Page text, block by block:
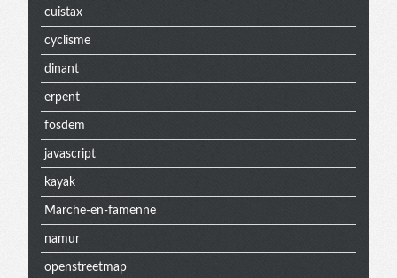
cuistax
cyclisme
dinant
erpent
fosdem
javascript
kayak
Marche-en-famenne
namur
openstreetmap